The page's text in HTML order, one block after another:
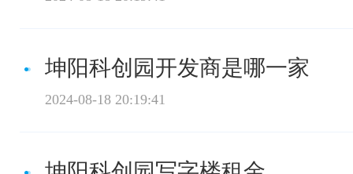
坤阳科创园开发商是哪一家
2024-08-18 20:19:41